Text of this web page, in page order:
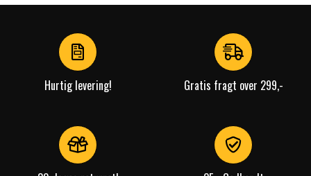
1
Hurtig levering! Gratis fragt over 299,-